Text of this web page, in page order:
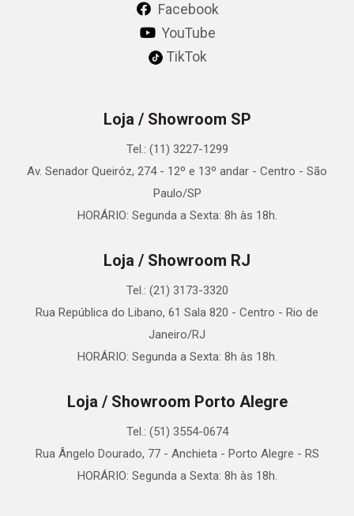
Facebook
YouTube
TikTok
Loja / Showroom SP
Tel.: (11) 3227-1299
Av. Senador Queiróz, 274 - 12º e 13º andar - Centro - São
Paulo/SP
HORÁRIO: Segunda a Sexta: 8h às 18h.
Loja / Showroom RJ
Tel.: (21) 3173-3320
Rua República do Libano, 61 Sala 820 - Centro - Rio de
Janeiro/RJ
HORÁRIO: Segunda a Sexta: 8h às 18h.
Loja / Showroom Porto Alegre
Tel.: (51) 3554-0674
Rua Ângelo Dourado, 77 - Anchieta - Porto Alegre - RS
HORÁRIO: Segunda a Sexta: 8h às 18h.